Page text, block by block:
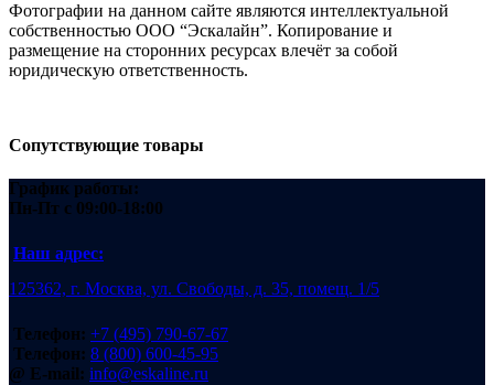
Фотографии на данном сайте являются интеллектуальной
собственностью ООО “Эскалайн”. Копирование и
размещение на сторонних ресурсах влечёт за собой
юридическую ответственность.
Сопутствующие товары
График работы:
Пн-Пт с 09:00-18:00
Наш адрес:
125362, г. Москва, ул. Свободы, д. 35, помещ. 1/5
Телефон: +7 (495) 790-67-67
Телефон: 8 (800) 600-45-95
@ E-mail: info@eskaline.ru